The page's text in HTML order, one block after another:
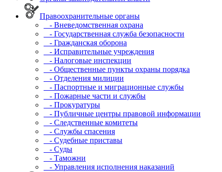
Правоохранительные органы
- Вневедомственная охрана
- Государственная служба безопасности
- Гражданская оборона
- Исправительные учреждения
- Налоговые инспекции
- Общественные пункты охраны порядка
- Отделения милиции
- Паспортные и миграционные службы
- Пожарные части и службы
- Прокуратуры
- Публичные центры правовой информации
- Следственные комитеты
- Службы спасения
- Судебные приставы
- Суды
- Таможни
- Управления исполнения наказаний